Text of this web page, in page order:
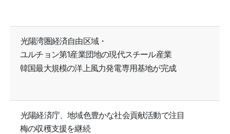
光陽湾圏経済自由区域・
ユルチョン第1産業団地の現代スチール産業
韓国最大規模の洋上風力発電専用基地が完成
光陽経済庁、地域色豊かな社会貢献活動で注目
梅の収穫支援を継続